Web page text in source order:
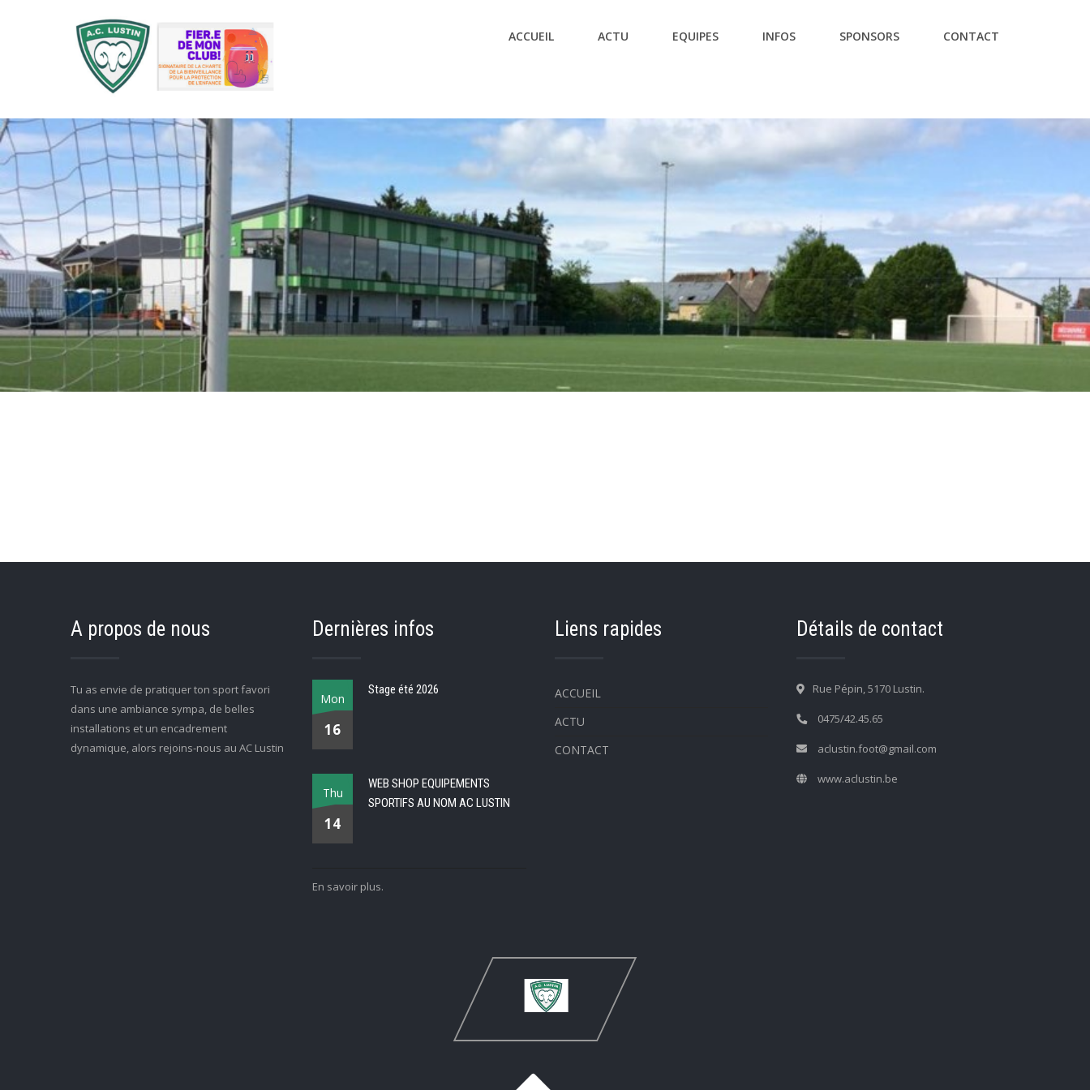
ACCUEIL ACTU EQUIPES INFOS SPONSORS CONTACT
A propos de nous
Tu as envie de pratiquer ton sport favori
dans une ambiance sympa, de belles
installations et un encadrement
dynamique, alors rejoins-nous au AC Lustin
Dernières infos
Mon
16
Stage été 2026
Thu
14
WEB SHOP EQUIPEMENTS
SPORTIFS AU NOM AC LUSTIN
En savoir plus.
Liens rapides
ACCUEIL
ACTU
CONTACT
Détails de contact
Rue Pépin, 5170 Lustin.
0475/42.45.65
aclustin.foot@gmail.com
www.aclustin.be